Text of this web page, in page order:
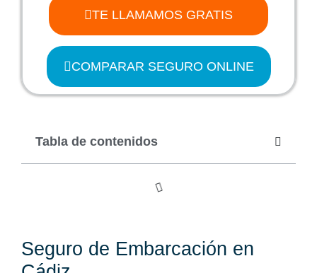
Seguro de Embarcación en
TE LLAMAMOS GRATIS
COMPARAR SEGURO ONLINE
Tabla de contenidos